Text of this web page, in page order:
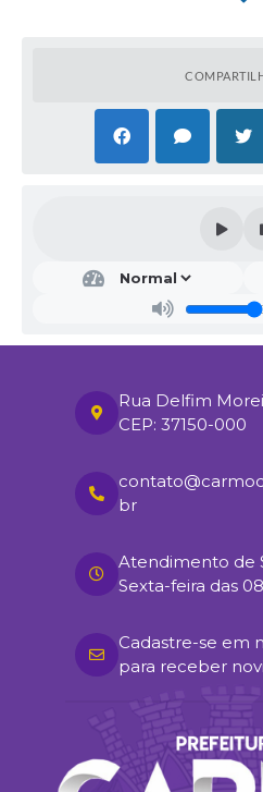
Contratação Direta nos seguintes
Contatado(s):INSTITUTO DE
LTDA – ME -CNPJ: 08.581.382/
Realização de Pesquisa de
Rio Claro, com a Finalidade de
Sobre o Perfil do Público
Econômicos Gerados no
abril de 2021.
Misael Lima
Secretário Municipal de
Rua Delfim
CEP: 37150-000
br
Atendimento de
Sexta-feira das
Cadastre-se em
para receber